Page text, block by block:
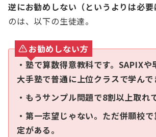
逆にお勧めしない（というよりは必要
のは、以下の生徒達。
お勧めしない方
・塾で算数得意教科です。SAPIX
大手塾で普通に上位クラスで学んで
・もうサンプル問題で8割以上取れ
・第一志望じゃない。ただ併願校
定がある。